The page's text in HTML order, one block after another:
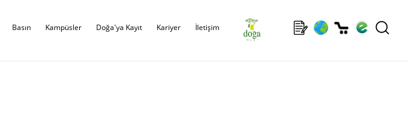
Basın Kampüsler Doğa'ya Kayıt Kariyer İletişim